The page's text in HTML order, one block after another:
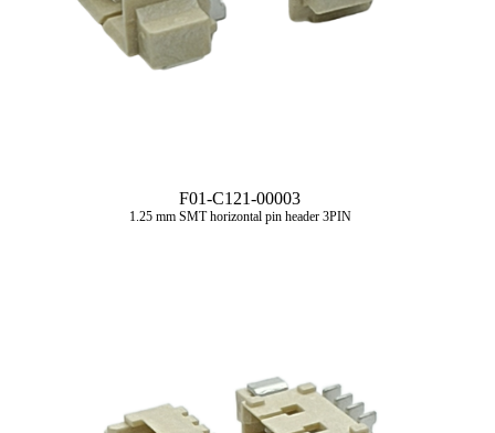
F01-C121-00003
1.25 mm SMT horizontal pin header 3PIN